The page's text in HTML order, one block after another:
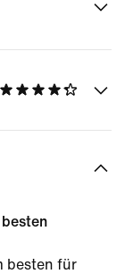
besten
besten für